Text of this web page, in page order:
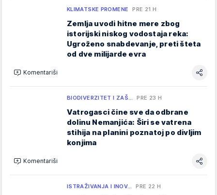
KLIMATSKE PROMENE PRE 21 H
Zemlja uvodi hitne mere zbog
istorijski niskog vodostaja reka:
Ugroženo snabdevanje, preti šteta
od dve milijarde evra
Komentariši
BIODIVERZITET I ZAŠ… PRE 23 H
Vatrogasci čine sve da odbrane
dolinu Nemanjića: Širi se vatrena
stihija na planini poznatoj po divljim
konjima
Komentariši
ISTRAŽIVANJA I INOV… PRE 22 H